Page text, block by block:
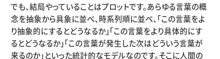
でも、結局やっていることはプロットです。あらゆる言葉の概
念を抽象から具象に並べ、時系列順に並べ、「この言葉をよ
り抽象的にするとどうなるか」「この言葉をより具体的にす
るとどうなるか」「この言葉が発生した次はどういう言葉が
来るのか」といった統計的なモデルなのです。そこに人間の